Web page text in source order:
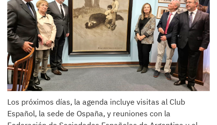
Los próximos días, la agenda incluye visitas al Club
Español, la sede de Ospaña, y reuniones con la